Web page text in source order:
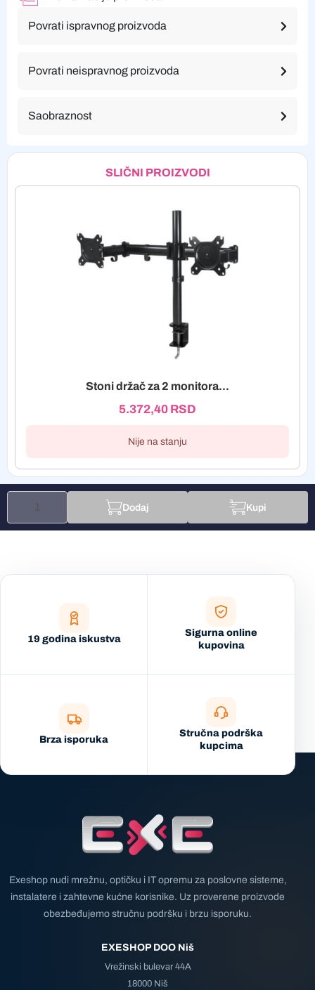
Povrati ispravnog proizvoda
Povrati neispravnog proizvoda
Saobraznost
SLIČNI PROIZVODI
Stoni držač za 2 monitora...
5.372,40 RSD
Nije na stanju
Dodaj Kupi
19 godina iskustva
Sigurna online
kupovina
Brza isporuka
Stručna podrška
kupcima
Exeshop nudi mrežnu, optičku i IT opremu za poslovne sisteme,
instalatere i zahtevne kućne korisnike. Uz proverene proizvode
obezbeđujemo stručnu podršku i brzu isporuku.
EXESHOP DOO Niš
Vrežinski bulevar 44A
18000 Niš